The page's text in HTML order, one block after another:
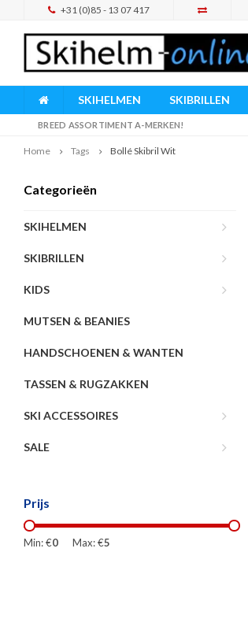
+31 (0)85 - 13 07 417
SKIHELMEN SKIBRILLEN
BREED ASSORTIMENT A-MERKEN!
Home Tags Bollé Skibril Wit
Categorieën
SKIHELMEN
SKIBRILLEN
KIDS
MUTSEN & BEANIES
HANDSCHOENEN & WANTEN
TASSEN & RUGZAKKEN
SKI ACCESSOIRES
SALE
Prijs
Min: €0 Max: €5